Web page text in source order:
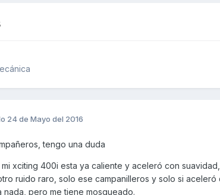
24 de Mayo del 2016
tengo una duda
xciting 400i esta ya caliente y aceleró con
ruido raro, solo ese campanilleros y solo si
nada, pero me tiene mosqueado.